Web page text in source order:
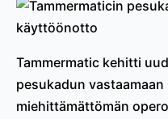
Tammermatic kehitti
pesukadun
miehittämättömän